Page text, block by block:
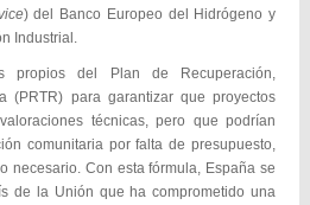
) del Banco Europeo del Hidrógeno y
Industrial.
propios del Plan de Recuperación,
(PRTR) para garantizar que proyectos
técnicas, pero que podrían
comunitaria por falta de presupuesto,
necesario. Con esta fórmula, España se
de la Unión que ha comprometido una